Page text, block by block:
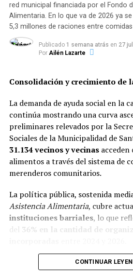
red municipal financiada por el Fondo
Alimentaria. En lo que va de 2026 ya
5,3 millones de raciones entre
Publicado 1 semana atrás en 27
Por Ailén Lazarte
Consolidación y crecimiento de
La demanda de ayuda social en la
continúa mostrando una curva
preliminares relevados por la
Sociales de la Municipalidad de
31.134 vecinos y vecinasacceden
alimentos a través del sistema de
merenderos comunitarios.
La política pública, sostenida
Asistencia Alimentaria, cubre
instituciones barriales, lo que
del 36% en la cantidad de
Este salto territorial vino
CONTINUAR